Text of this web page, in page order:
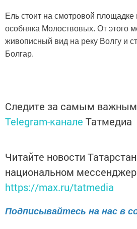
Ель стоит на смотровой площадке
особняка Молоствовых. От этого
живописный вид на реку Волгу и
Болгар.
Следите за самым
Telegram-канале Татмедиа
Читайте новости
национальном
https://max.ru/tatmedia
Подписывайтесь на нас в